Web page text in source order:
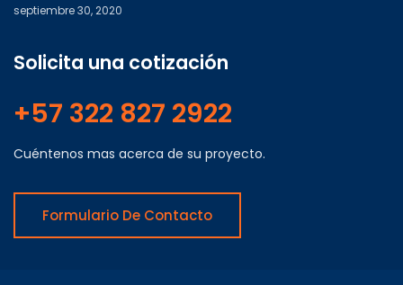
septiembre 30, 2020
Solicita una cotización
+57 322 827 2922
Cuéntenos mas acerca de su proyecto.
Formulario De Contacto